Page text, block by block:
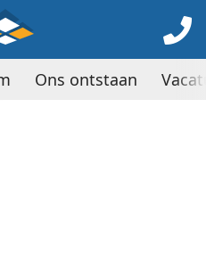
Ons ontstaan